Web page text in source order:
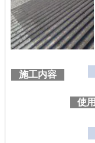
施工内容
使